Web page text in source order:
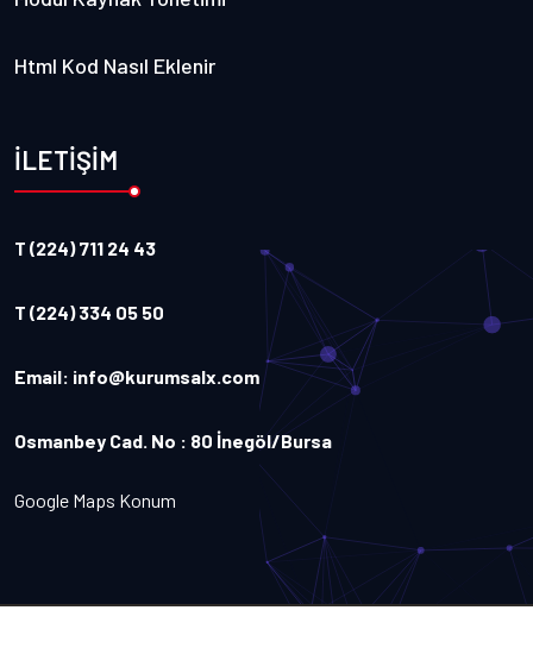
Html Kod Nasıl Eklenir
İLETİŞİM
T (224) 711 24 43
T (224) 334 05 50
Email: info@kurumsalx.com
Osmanbey Cad. No : 80 İnegöl/Bursa
Google Maps Konum